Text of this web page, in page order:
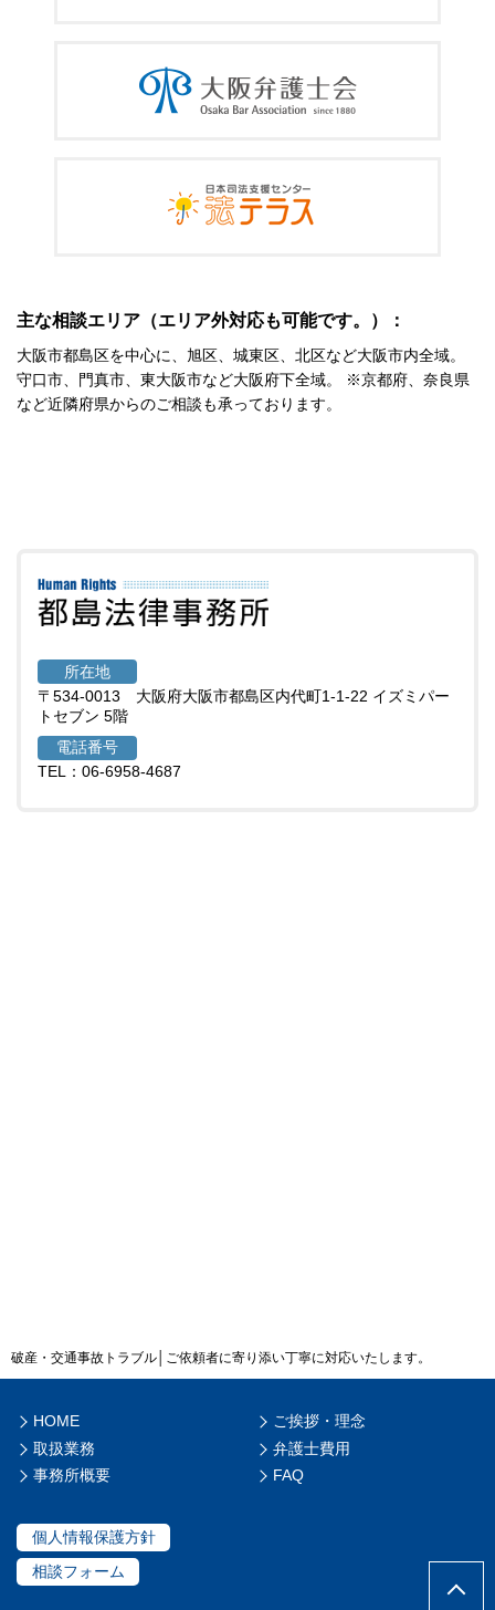
主な相談エリア（エリア外対応も可能です。）：
大阪市都島区を中心に、旭区、城東区、北区など大阪市内全域。
守口市、門真市、東大阪市など大阪府下全域。 ※京都府、奈良県
など近隣府県からのご相談も承っております。
所在地
〒534-0013 大阪府大阪市都島区内代町1-1-22 イズミパー
トセブン 5階
電話番号
TEL：06-6958-4687
破産・交通事故トラブル│ご依頼者に寄り添い丁寧に対応いたします。
HOME
ご挨拶・理念
取扱業務
弁護士費用
事務所概要
FAQ
個人情報保護方針
相談フォーム